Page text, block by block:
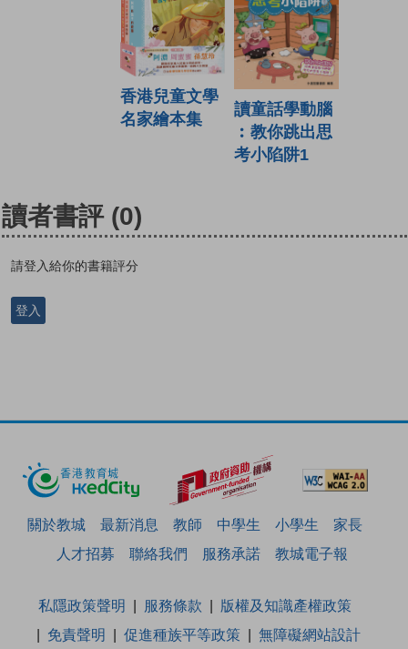
香港兒童文學
名家繪本集
讀童話學動腦
︰教你跳出思
考小陷阱1
讀者書評 (0)
請登入給你的書籍評分
登入
關於教城 最新消息 教師 中學生 小學生
家長
人才招募
聯絡我們 服務承諾 教城電子報
私隱政策聲明 服務條款
版權及知識產權政策
免責聲明
促進種族平等政策 無障礙網站設計